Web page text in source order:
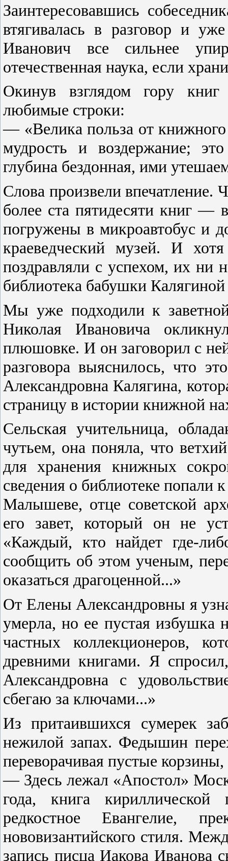
Заинтересовавшись
втягивалась в разговор и
Иванович все сильнее
отечественная наука, если
Окинув взглядом гору
любимые строки:
— «Велика польза от
мудрость и воздержание;
глубина бездонная, ими
Слова произвели впечатление.
более ста пятидесяти книг
погружены в микроавтобус и
краеведческий музей. И
поздравляли с успехом, их ни
библиотека бабушки
Мы уже подходили к
Николая Ивановича
плюшовке. И он заговорил с
разговора выяснилось, что
Александровна Калягина,
страницу в истории книжной
Сельская учительница,
чутьем, она поняла, что
для хранения книжных
сведения о библиотеке
Малышеве, отце советской
его завет, который он не
«Каждый, кто найдет где-
сообщить об этом ученым,
оказаться драгоценной...»
От Елены Александровны я
умерла, но ее пустая избушка
частных коллекционеров,
древними книгами. Я
Александровна с
сбегаю за ключами...»
Из притаившихся сумерек
нежилой запах. Федышин
переворачивая пустые
— Здесь лежал «Апостол»
года, книга
редкостное Евангелие,
нововизантийского стиля.
запись писца Иакова Иванова